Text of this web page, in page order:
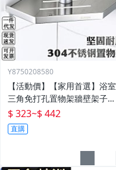
Y8750208580
【活動價】【家用首選】浴室
三角免打孔置物架牆壁架子壁
掛分層置物架衛生間轉角架三
角籃
$ 323~$ 442
直購